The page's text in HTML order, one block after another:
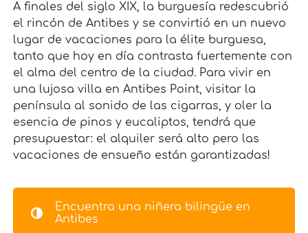
A finales del siglo XIX, la burguesía redescubrió
el rincón de Antibes y se convirtió en un nuevo
lugar de vacaciones para la élite burguesa,
tanto que hoy en día contrasta fuertemente con
el alma del centro de la ciudad. Para vivir en
una lujosa villa en Antibes Point, visitar la
península al sonido de las cigarras, y oler la
esencia de pinos y eucaliptos, tendrá que
presupuestar: el alquiler será alto pero las
vacaciones de ensueño están garantizadas!
Encuentra una niñera bilingüe en
Antibes